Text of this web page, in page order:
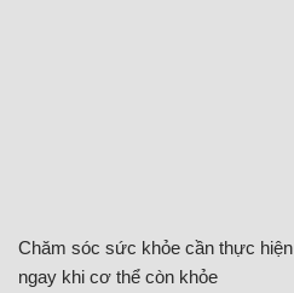
Chăm sóc sức khỏe cần thực hiện
ngay khi cơ thể còn khỏe